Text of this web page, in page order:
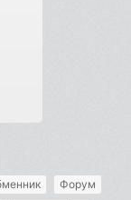
Форум